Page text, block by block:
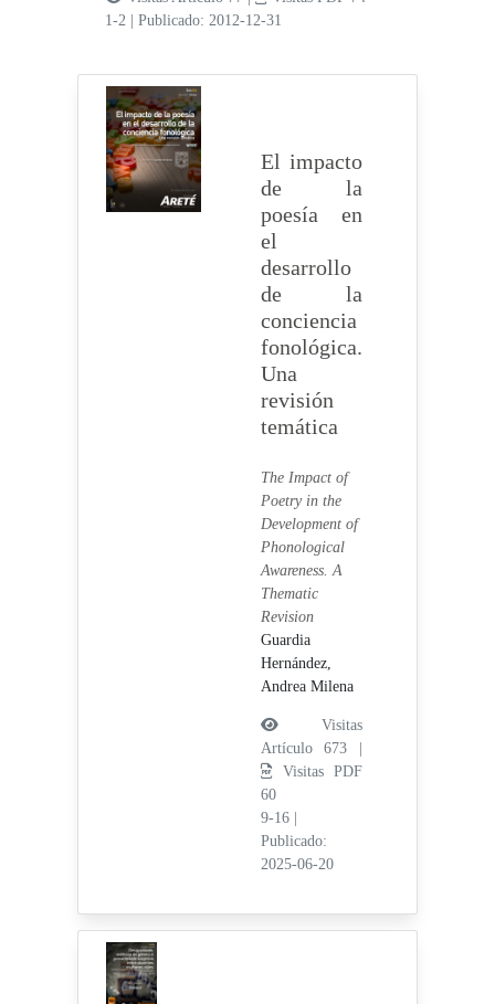
1-2
|Publicado: 2012-12-31
El impacto
de la
poesía en
el
desarrollo
de la
conciencia
fonológica.
Una
revisión
temática
The Impact of
Poetry in the
Development of
Phonological
Awareness. A
Thematic
Revision
Guardia
Hernández,
Andrea Milena
Visitas
Artículo 673 |
Visitas PDF
60
9-16
Publicado:
2025-06-20